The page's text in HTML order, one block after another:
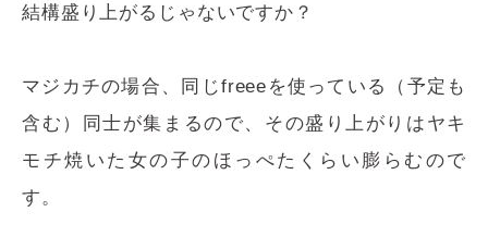
結構盛り上がるじゃないですか？
マジカチの場合、同じfreeeを使っている（予定も
含む）同士が集まるので、その盛り上がりはヤキ
モチ焼いた女の子のほっぺたくらい膨らむので
す。